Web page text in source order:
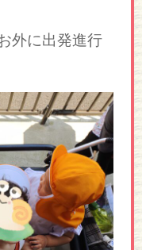
外に出発進行